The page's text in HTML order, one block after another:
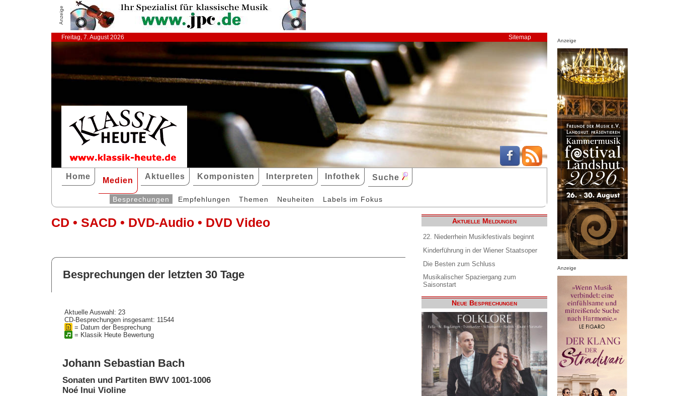
Anzeige
Freitag, 7. August 2026 Sitemap
Home Medien Aktuelles Komponisten Interpreten Infothek Suche
Besprechungen Empfehlungen Themen Neuheiten Labels im Fokus
CD • SACD • DVD-Audio • DVD Video
Besprechungen der letzten 30 Tage
Aktuelle Auswahl: 23
CD-Besprechungen insgesamt: 11544
= Datum der Besprechung
= Klassik Heute Bewertung
Johann Sebastian Bach
Sonaten und Partiten BWV 1001-1006
Noé Inui Violine
Aktuelle Meldungen
22. Niederrhein Musikfestivals beginnt
Kinderführung in der Wiener Staatsoper
Die Besten zum Schluss
Musikalischer Spaziergang zum
Saisonstart
Neue Besprechungen
Anzeige
Anzeige